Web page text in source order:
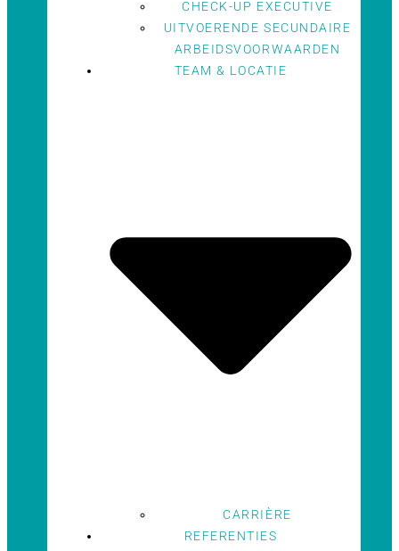
CHECK-UP EXECUTIVE
UITVOERENDE SECUNDAIRE
ARBEIDSVOORWAARDEN
TEAM & LOCATIE
CARRIÈRE
REFERENTIES